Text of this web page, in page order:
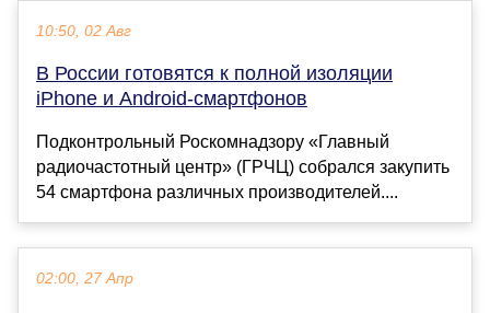
10:50, 02 Авг
В России готовятся к полной изоляции
iPhone и Android-смартфонов
Подконтрольный Роскомнадзору «Главный
радиочастотный центр» (ГРЧЦ) собрался закупить
54 смартфона различных производителей....
02:00, 27 Апр